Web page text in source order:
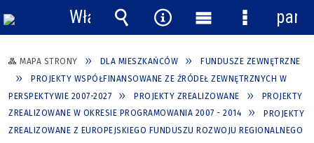
MAPA STRONY DLA MIESZKAŃCÓW
FUNDUSZE ZEWNĘTRZNE
PROJEKTY WSPÓŁFINANSOWANE ZE ŹRÓDEŁ ZEWNĘTRZNYCH W
PERSPEKTYWIE 2007-2027
PROJEKTY ZREALIZOWANE
PROJEKTY
ZREALIZOWANE W OKRESIE PROGRAMOWANIA 2007 - 2014
PROJEKTY
ZREALIZOWANE Z EUROPEJSKIEGO FUNDUSZU ROZWOJU REGIONALNEGO
Włącz
powiadomienia
Wyszukiwarka
Narzędzia
Menu
główne
Menu
panel